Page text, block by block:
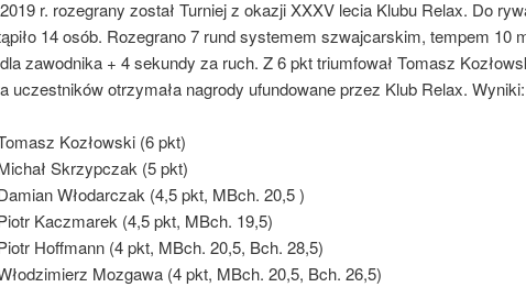
r. rozegrany został Turniej z okazji XXXV lecia Klubu Relax. Do
14 osób. Rozegrano 7 rund systemem szwajcarskim, tempem 10
zawodnika + 4 sekundy za ruch. Z 6 pkt triumfował Tomasz
uczestników otrzymała nagrody ufundowane przez Klub Relax. Wyniki:
Kozłowski (6 pkt)
Skrzypczak (5 pkt)
Włodarczak (4,5 pkt, MBch. 20,5 )
Kaczmarek (4,5 pkt, MBch. 19,5)
Hoffmann (4 pkt, MBch. 20,5, Bch. 28,5)
Mozgawa (4 pkt, MBch. 20,5, Bch. 26,5)